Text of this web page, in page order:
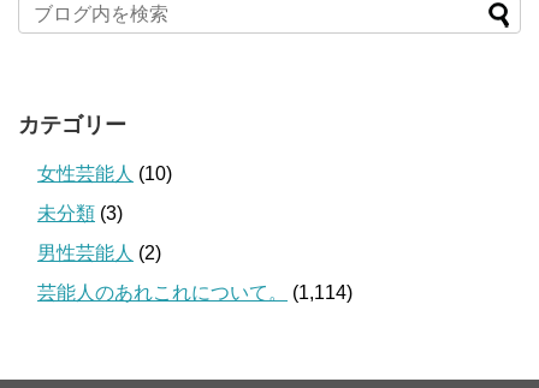
カテゴリー
女性芸能人 (10)
未分類 (3)
男性芸能人 (2)
芸能人のあれこれについて。
(1,114)